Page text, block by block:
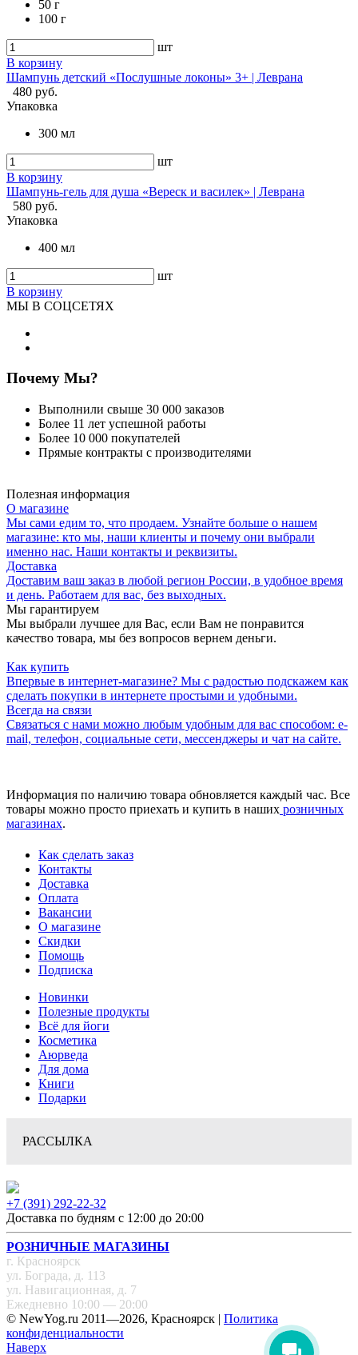
50 г
100 г
шт
В корзину
Шампунь детский «Послушные локоны» 3+ | Леврана
480 руб.
Упаковка
300 мл
шт
В корзину
Шампунь-гель для душа «Вереск и василек» | Леврана
580 руб.
Упаковка
400 мл
шт
В корзину
МЫ В СОЦСЕТЯХ
Почему Мы?
Выполнили свыше 30 000 заказов
Более 11 лет успешной работы
Более 10 000 покупателей
Прямые контракты с производителями
Полезная информация
О магазине
Мы сами едим то, что продаем. Узнайте больше о нашем
магазине: кто мы, наши клиенты и почему они выбрали
именно нас. Наши контакты и реквизиты.
Доставка
Доставим ваш заказ в любой регион России, в удобное время
и день. Работаем для вас, без выходных.
Мы гарантируем
Мы выбрали лучшее для Вас, если Вам не понравится
качество товара, мы без вопросов вернем деньги.
Как купить
Впервые в интернет-магазине? Мы с радостью подскажем как
сделать покупки в интернете простыми и удобными.
Всегда на связи
Связаться с нами можно любым удобным для вас способом: e-
mail, телефон, социальные сети, мессенджеры и чат на сайте.
Информация по наличию товара обновляется каждый час. Все
товары можно просто приехать и купить в наших розничных
магазинах.
Как сделать заказ
Контакты
Доставка
Оплата
Вакансии
О магазине
Скидки
Помощь
Подписка
Новинки
Полезные продукты
Всё для йоги
Косметика
Аюрведа
Для дома
Книги
Подарки
РАССЫЛКА
+7 (391) 292-22-32
Доставка по будням с 12:00 до 20:00
РОЗНИЧНЫЕ МАГАЗИНЫ
г. Красноярск
ул. Бограда, д. 113
ул. Навигационная, д. 7
Ежедневно 10:00 — 20:00
© NewYog.ru 2011—2026, Красноярск | Политика
конфиденциальности
Наверх